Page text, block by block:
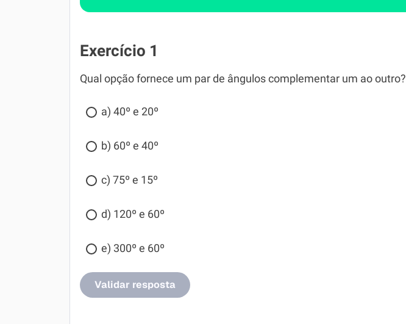
Exercício 1
Qual opção fornece um par de ângulos complementar um ao outro?
a) 40º e 20º
b) 60º e 40º
c) 75º e 15º
d) 120º e 60º
e) 300º e 60º
Validar resposta